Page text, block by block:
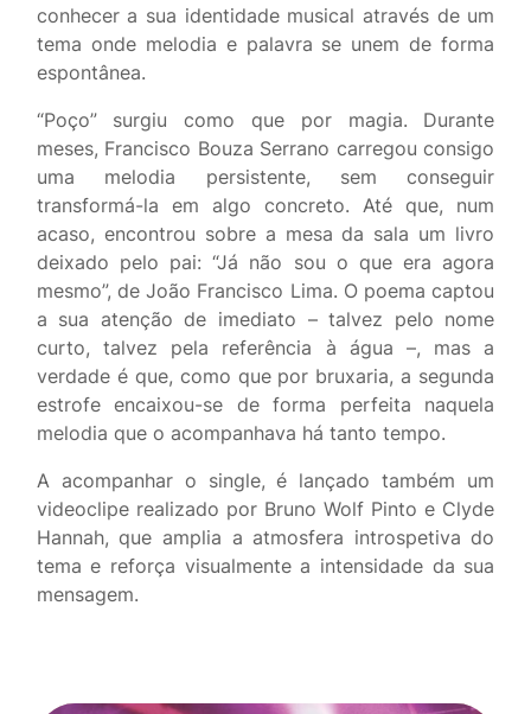
conhecer a sua identidade musical através de um
tema onde melodia e palavra se unem de forma
espontânea.
“Poço” surgiu como que por magia. Durante
meses, Francisco Bouza Serrano carregou consigo
uma melodia persistente, sem conseguir
transformá-la em algo concreto. Até que, num
acaso, encontrou sobre a mesa da sala um livro
deixado pelo pai: “Já não sou o que era agora
mesmo”, deJoão Francisco Lima. O poema captou
a sua atenção de imediato – talvez pelo nome
curto, talvez pela referência à água –, mas a
verdade é que, como que por bruxaria, a segunda
estrofe encaixou-se de forma perfeita naquela
melodia que o acompanhava há tanto tempo.
A acompanhar o single, é lançado também um
videoclipe realizado por Bruno Wolf Pinto e Clyde
Hannah, que amplia a atmosfera introspetiva do
tema e reforça visualmente a intensidade da sua
mensagem.